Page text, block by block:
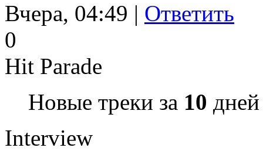
Вчера, 04:49 | Ответить
0
Hit Parade
Новые треки за 10
Interview